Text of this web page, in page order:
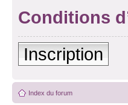
Conditions
Inscription
Index du forum